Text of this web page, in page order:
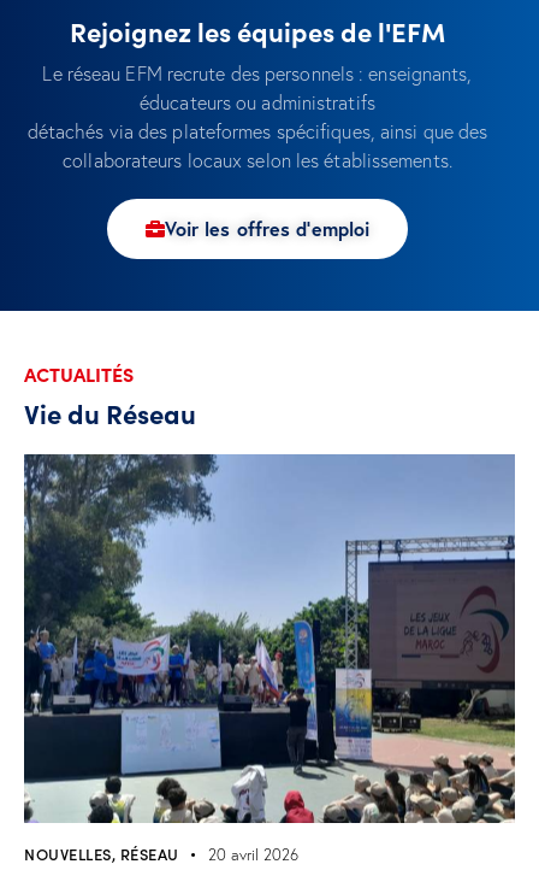
Rejoignez les équipes de l'EFM
Le réseau EFM recrute des personnels : enseignants,
éducateurs ou administratifs
détachés via des plateformes spécifiques, ainsi que des
collaborateurs locaux selon les établissements.
Voir les offres d'emploi
ACTUALITÉS
Vie du Réseau
NOUVELLES, RÉSEAU 20 avril 2026